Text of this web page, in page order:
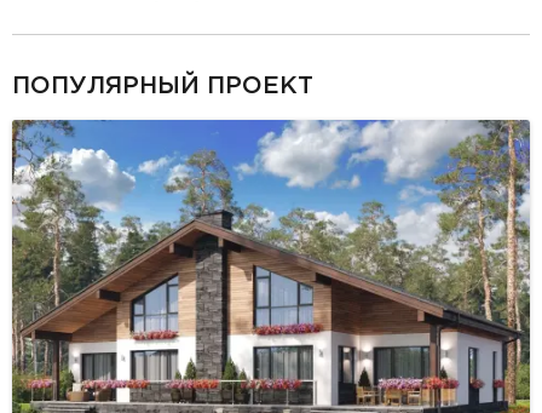
ПОПУЛЯРНЫЙ ПРОЕКТ